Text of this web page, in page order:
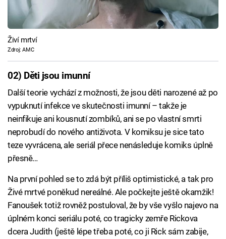
Živí mrtví
Zdroj: AMC
02) Děti jsou imunní
Další teorie vychází z možnosti, že jsou děti narozené až po
vypuknutí infekce ve skutečnosti imunní – takže je
neinfikuje ani kousnutí zombíků, ani se po vlastní smrti
neprobudí do nového antiživota. V komiksu je sice tato
teze vyvrácena, ale seriál přece nenásleduje komiks úplně
přesně…
Na první pohled se to zdá být příliš optimistické, a tak pro
Živé mrtvé poněkud nereálné. Ale počkejte ještě okamžik!
Fanoušek totiž rovněž postuloval, že by vše vyšlo najevo na
úplném konci seriálu poté, co tragicky zemře Rickova
dcera Judith (ještě lépe třeba poté, co ji Rick sám zabije,